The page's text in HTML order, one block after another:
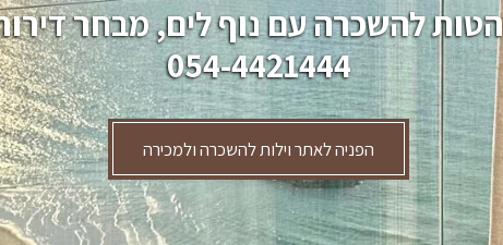
להשכרה עם נוף לים, מבחר
054-4421444
הפניה לאתר וילות להשכרה ולמכירה